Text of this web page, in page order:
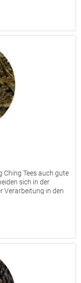
Ching Tees auch gute
sich in der
Verarbeitung in den